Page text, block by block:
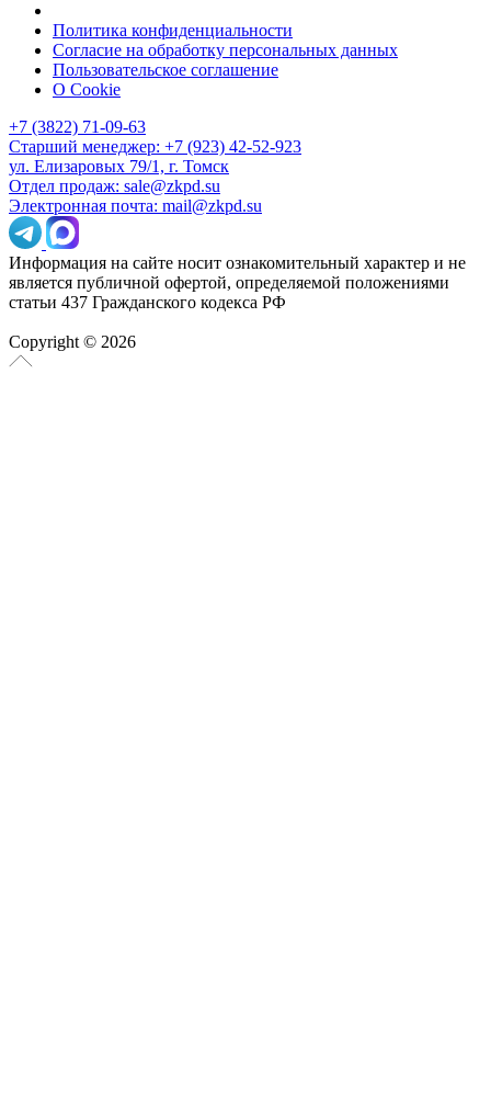
Политика конфиденциальности
Согласие на обработку персональных данных
Пользовательское соглашение
О Cookie
+7 (3822) 71-09-63
Старший менеджер: +7 (923) 42-52-923
ул. Елизаровых 79/1, г. Томск
Отдел продаж: sale@zkpd.su
Электронная почта: mail@zkpd.su
Информация на сайте носит ознакомительный характер и не
является публичной офертой, определяемой положениями
статьи 437 Гражданского кодекса РФ
Copyright © 2026